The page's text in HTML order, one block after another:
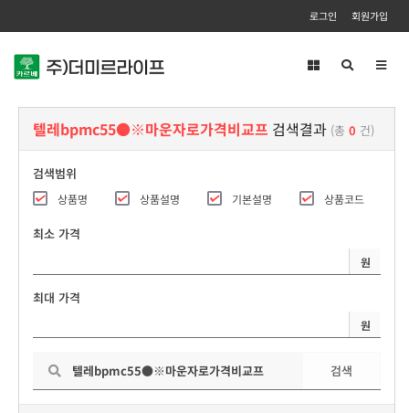
로그인 회원가입
텔레bpmc55●※마운자로가격비교프 검색결과 (총 0 건)
검색범위
상품명 상품설명 기본설명 상품코드
최소 가격
원
최대 가격
원
검색